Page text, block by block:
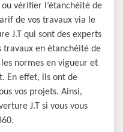
vérifier l’étanchéité de
de vos travaux via le
J.T qui sont des experts
travaux en étanchéité de
normes en vigueur et
En effet, ils ont de
vos projets. Ainsi,
J.T si vous vous